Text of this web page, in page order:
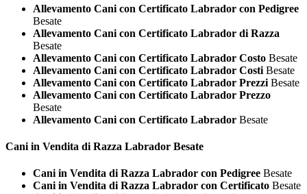
Allevamento Cani con Certificato Labrador con Pedigree
Besate
Allevamento Cani con Certificato Labrador di Razza
Besate
Allevamento Cani con Certificato Labrador Costo Besate
Allevamento Cani con Certificato Labrador Costi Besate
Allevamento Cani con Certificato Labrador Prezzi Besate
Allevamento Cani con Certificato Labrador Prezzo
Besate
Allevamento Cani con Certificato Labrador Besate
Cani in Vendita di Razza Labrador Besate
Cani in Vendita di Razza Labrador con Pedigree Besate
Cani in Vendita di Razza Labrador con Certificato Besate